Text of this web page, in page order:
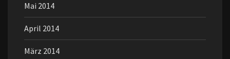
Mai 2014
April 2014
März 2014